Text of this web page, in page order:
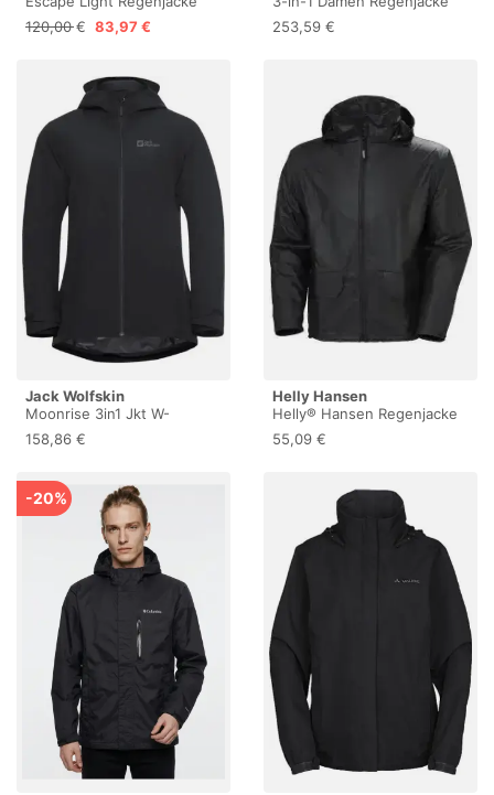
Damen – wasserdicht,
atmungsaktiv und winddicht
leicht - shore blue, 36
120,00 € 83,97 €
VAUDE Mineo
253,59 €
Jack Wolfskin
Moonrise 3in1 Jkt W-
Outdoor und Regenjacke
158,86 €
Helly Hansen
Helly® Hansen Regenjacke
VOSS, wasserdicht,
schwarz 70180 , 1 Stück,
55,09 €
-20%